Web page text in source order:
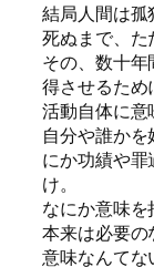
結局人間は孤
死ぬまで、た
その、数十
得させるため
活動自体に意
自分や誰か
にか功績や
け。
なにか意味
本来は必要の
意味なんてな